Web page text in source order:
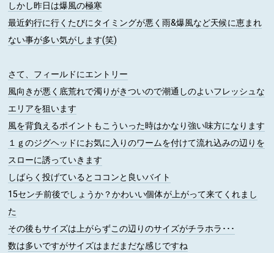
しかし昨日は爆風の極寒
最近釣行に行くたびにタイミングが悪く雨&爆風など天候に恵まれ
ない事が多い気がします(笑)
さて、フィールドにエントリー
風向きが悪く底荒れで濁りがきついので潮通しのよいフレッシュな
エリアを狙います
風を背負えるポイントもこういった時はかなり強い味方になります
１ｇのジグヘッドにお気に入りのワームを付けて流れ込みの辺りを
スローに誘っていきます
しばらく投げているとココンと良いバイト
15センチ前後でしょうか？かわいい個体が上がって来てくれまし
た
その後もサイズは上がらずこの辺りのサイズがチラホラ･･･
数は多いですがサイズはまだまだな感じですね